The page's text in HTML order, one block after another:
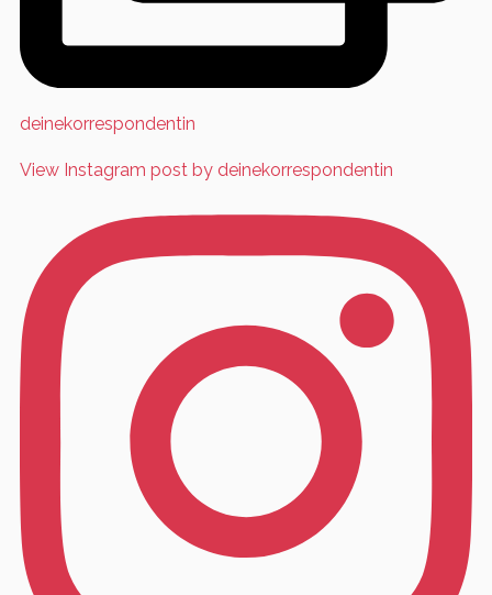
deinekorrespondentin
View Instagram post by deinekorrespondentin